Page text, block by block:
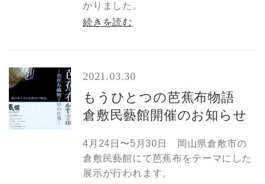
かりました。
続きを読む
2021.03.30
もうひとつの芭蕉布物語
倉敷民藝館開催のお知らせ
4月24日〜5月30日 岡山県倉敷市の
倉敷民藝館にて芭蕉布をテーマにした
展示が行われます。